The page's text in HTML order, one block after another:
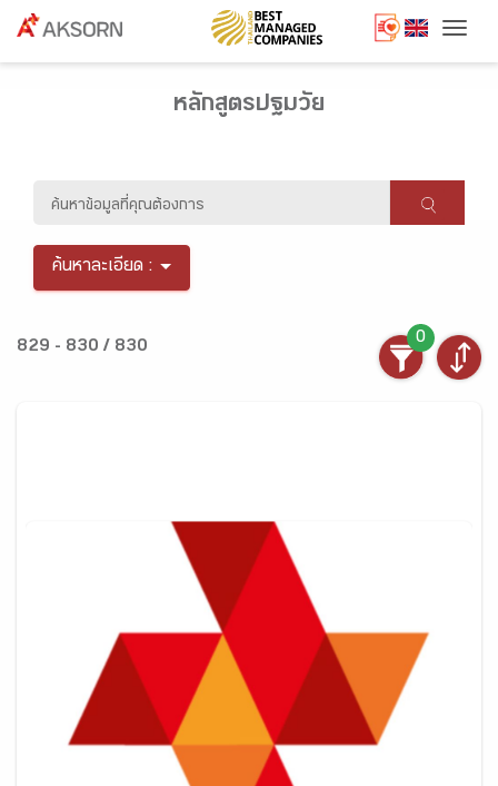
หลักสูตรปฐมวัย
ค้นหาละเอียด :
829 - 830 / 830
0